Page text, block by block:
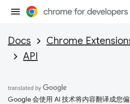
Docs Chrome
API
Google 会使用 AI 技术将内容翻译成您